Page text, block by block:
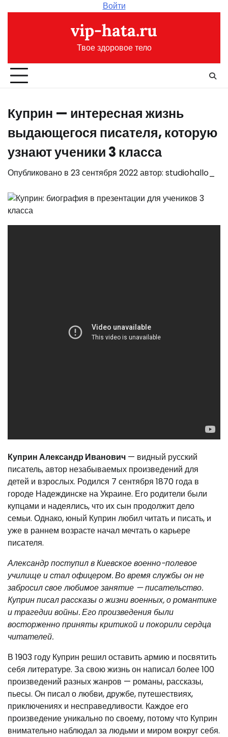
Войти
vip-hata.ru
Твое здоровое тело
Куприн — интересная жизнь
выдающегося писателя, которую
узнают ученики 3 класса
Опубликовано в 23 сентября 2022автор: studiohallo_
Куприн Александр Иванович — видный русский
писатель, автор незабываемых произведений для
детей и взрослых. Родился 7 сентября 1870 года в
городе Надеждинске на Украине. Его родители были
купцами и надеялись, что их сын продолжит дело
семьи. Однако, юный Куприн любил читать и писать, и
уже в раннем возрасте начал мечтать о карьере
писателя.
Александр поступил в Киевское военно-полевое
училище и стал офицером. Во время службы он не
забросил свое любимое занятие — писательство.
Куприн писал рассказы о жизни военных, о романтике
и трагедии войны. Его произведения были
восторженно приняты критикой и покорили сердца
читателей.
В 1903 году Куприн решил оставить армию и посвятить
себя литературе. За свою жизнь он написал более 100
произведений разных жанров — романы, рассказы,
пьесы. Он писал о любви, дружбе, путешествиях,
приключениях и несправедливости. Каждое его
произведение уникально по своему, потому что Куприн
внимательно наблюдал за людьми и миром вокруг себя.